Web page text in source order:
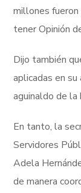
millones
tener Opinión
Dijo también
aplicadas en
aguinaldo de la
En tanto, la
Servidores
Adela
de manera